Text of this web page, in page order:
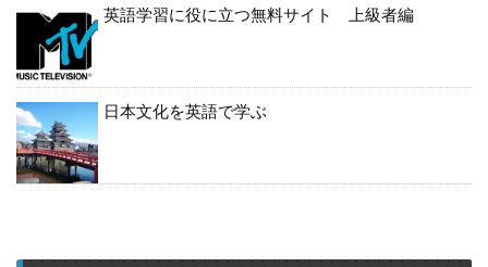
英語学習に役に立つ無料サイト 上級者編
日本文化を英語で学ぶ